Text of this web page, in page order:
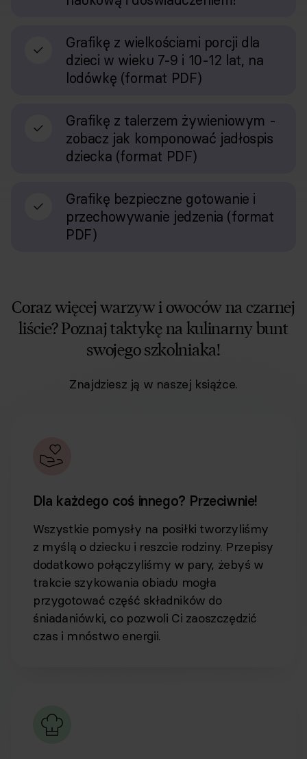
Grafikę z wielkościami porcji dla
dzieci w wieku 7-9 i 10-12 lat, na
lodówkę (format PDF)
Grafikę z talerzem żywieniowym -
zobacz jak komponować jadłospis
dziecka (format PDF)
Grafikę bezpieczne gotowanie i
przechowywanie jedzenia (format
PDF)
Coraz więcej warzyw i owoców na czarnej
liście? Poznaj taktykę na kulinarny bunt
swojego szkolniaka!
Znajdziesz ją w naszej książce.
Dla każdego coś innego? Przeciwnie!
Wszystkie pomysły na posiłki tworzyliśmy
z myślą o dziecku i reszcie rodziny. Przepisy
dodatkowo połączyliśmy w pary, żebyś w
trakcie szykowania obiadu mogła
przygotować część składników do
śniadaniówki, co pozwoli Ci zaoszczędzić
czas i mnóstwo energii.